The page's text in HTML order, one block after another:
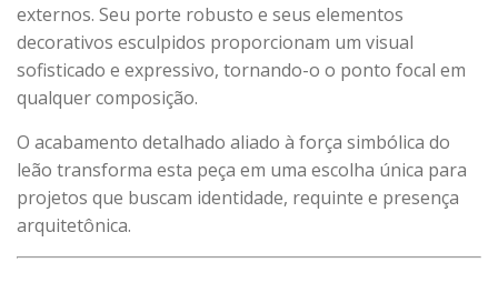
externos. Seu porte robusto e seus elementos
decorativos esculpidos proporcionam um visual
sofisticado e expressivo, tornando-o o ponto focal em
qualquer composição.
O acabamento detalhado aliado à força simbólica do
leão transforma esta peça em uma escolha única para
projetos que buscam identidade, requinte e presença
arquitetônica.